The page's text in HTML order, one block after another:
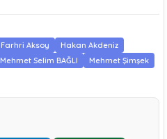
Farhri Aksoy
Hakan Akdeniz
Mehmet Selim BAĞLI
Mehmet Şimşek